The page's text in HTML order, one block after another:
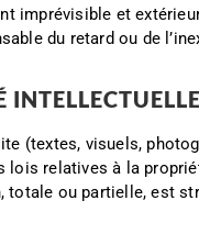
imprévisible et
du retard ou de
INTELLECTUELLE
(textes, visuels,
lois relatives à la
totale ou partielle, est